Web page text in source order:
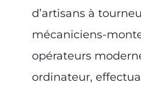
d’artisans à
mécaniciens-
opérateurs
ordinateur,